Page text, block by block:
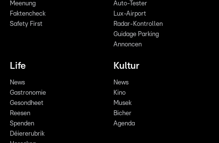
Meenung
Faktencheck
Safety First
Auto-Tester
Lux-Airport
Radar-Kontrollen
Guidage Parking
Annoncen
Life
News
Gastronomie
Gesondheet
Reesen
Spenden
Déiererubrik
Kultur
News
Kino
Musek
Bicher
Agenda